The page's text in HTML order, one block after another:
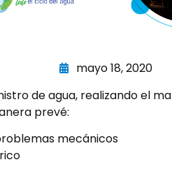
mayo 18, 2020
de agua, realizando el
prevé:
mecánicos